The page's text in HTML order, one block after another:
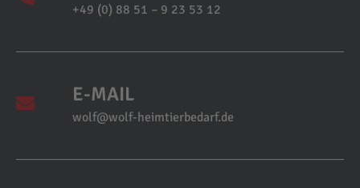
+49 (0) 88 51 – 9 23 53 12
E-MAIL
wolf@wolf-heimtierbedarf.de